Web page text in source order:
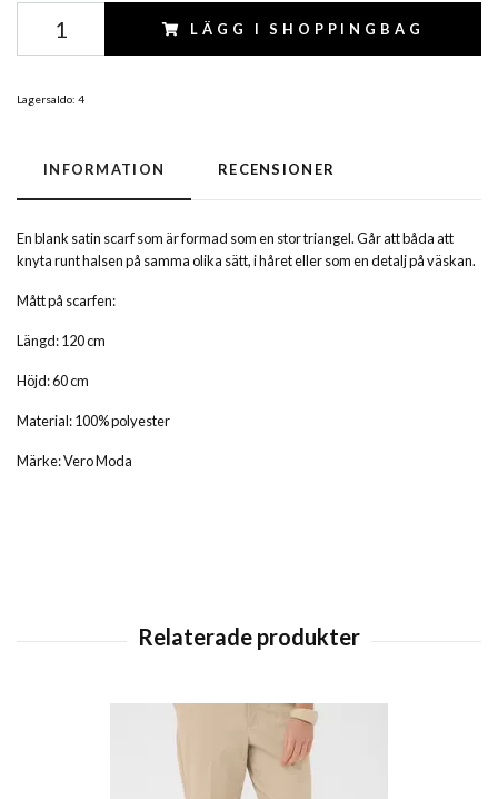
LÄGG I SHOPPINGBAG
Lagersaldo: 4
INFORMATION RECENSIONER
En blank satin scarf som är formad som en stor triangel. Går att båda att
knyta runt halsen på samma olika sätt, i håret eller som en detalj på väskan.
Mått på scarfen:
Längd: 120 cm
Höjd: 60 cm
Material: 100% polyester
Märke: Vero Moda